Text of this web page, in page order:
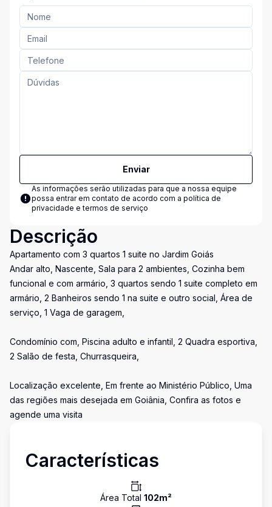
Enviar
As informações serão utilizadas para que a nossa equipe
possa entrar em contato de acordo com a política de
privacidade e termos de serviço
Descrição
Apartamento com 3 quartos 1 suite no Jardim Goiás
Andar alto, Nascente, Sala para 2 ambientes, Cozinha bem
funcional e com armário, 3 quartos sendo 1 suite completo em
armário, 2 Banheiros sendo 1 na suite e outro social, Área de
serviço, 1 Vaga de garagem,
Condomínio com, Piscina adulto e infantil, 2 Quadra esportiva,
2 Salão de festa, Churrasqueira,
Localização excelente, Em frente ao Ministério Público, Uma
das regiões mais desejada em Goiânia, Confira as fotos e
agende uma visita
Características
Área Total 102m²